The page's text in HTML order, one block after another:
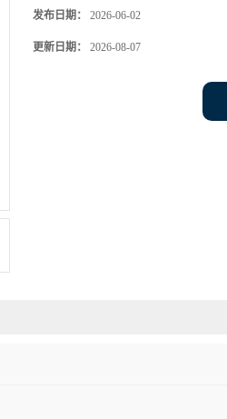
发布日期： 2026-06-02
更新日期： 2026-08-07